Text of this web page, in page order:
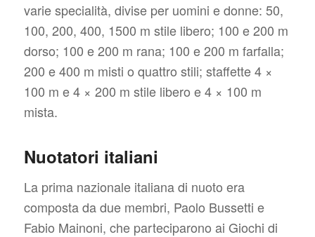
varie specialità, divise per uomini e donne: 50,
100, 200, 400, 1500 m stile libero; 100 e 200 m
dorso; 100 e 200 m rana; 100 e 200 m farfalla;
200 e 400 m misti o quattro stili; staffette 4 ×
100 m e 4 × 200 m stile libero e 4 × 100 m
mista.
Nuotatori italiani
La prima nazionale italiana di nuoto era
composta da due membri, Paolo Bussetti e
Fabio Mainoni, che parteciparono ai Giochi di